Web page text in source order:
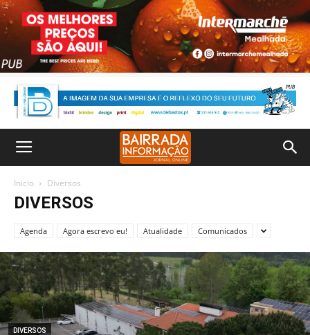
Inicio Diversos
DIVERSOS
Agenda Agora escrevo eu! Atualidade Comunicados
DIVERSOS